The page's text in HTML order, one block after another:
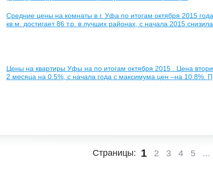
Средние цены на комнаты в г. Уфа по итогам октября 2015
кв.м. достигает 86 т.р. в лучших районах, с начала 2015
Цены на квартиры Уфы на по итогам октября 2015 . Цена
2 месяца на 0.5%, с начала года с максимума цен –на 10.8%.
Страницы: 1 2 3 4 5 ...